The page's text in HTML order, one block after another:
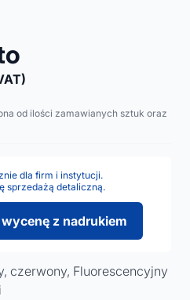
od ilości zamawianych sztuk oraz
dla firm i instytucji.
sprzedażą detaliczną.
z nadrukiem
czerwony, Fluorescencyjny